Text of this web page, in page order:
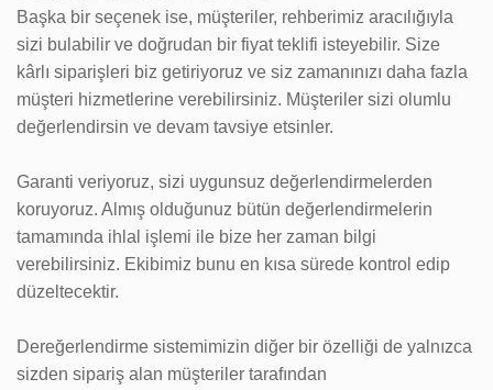
Başka bir seçenek ise, müşteriler, rehberimiz aracılığıyla
sizi bulabilir ve doğrudan bir fiyat teklifi isteyebilir. Size
kârlı siparişleri biz getiriyoruz ve siz zamanınızı daha fazla
müşteri hizmetlerine verebilirsiniz. Müşteriler sizi olumlu
değerlendirsin ve devam tavsiye etsinler.
Garanti veriyoruz, sizi uygunsuz değerlendirmelerden
koruyoruz. Almış olduğunuz bütün değerlendirmelerin
tamamında ihlal işlemi ile bize her zaman bilgi
verebilirsiniz. Ekibimiz bunu en kısa sürede kontrol edip
düzeltecektir.
Dereğerlendirme sistemimizin diğer bir özelliği de yalnızca
sizden sipariş alan müşteriler tarafından